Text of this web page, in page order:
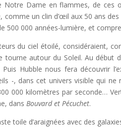
Dame en flammes, de ces
comme un clin d’œil aux 50 ans
500 000 années-lumière, et
du ciel étoilé, considéraient,
tourne autour du Soleil. Au début
Hubble nous fera découvrir
-, dans cet univers visible qui
000 kilomètres par seconde…
dans Bouvard et Pécuchet.
toile d’araignées avec des